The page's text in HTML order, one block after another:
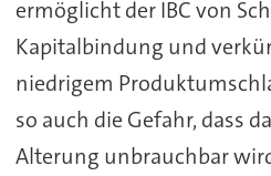
ermöglicht der IBC von
Kapitalbindung und
niedrigem
so auch die Gefahr, dass
Alterung unbrauchbar